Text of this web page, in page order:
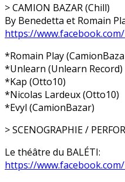
> CAMION BAZAR (Chill)
By Benedetta et Romain
https://www.facebook.com/
*Romain Play
*Unlearn (Unlearn Record)
*Kap (Otto10)
*Nicolas Lardeux (Otto10)
*Evyl (CamionBazar)
> SCENOGRAPHIE /
Le théâtre du BALÉTI:
https://www.facebook.com/